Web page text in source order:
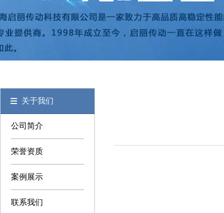
关于我们
公司简介
荣誉资质
案例展示
联系我们